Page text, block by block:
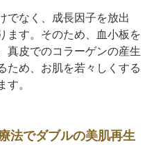
でなく、成長因子を放出
ます。そのため、血小板を
真皮でのコラーゲンの産生
ため、お肌を若々しくする
す。
法でダブルの美肌再生